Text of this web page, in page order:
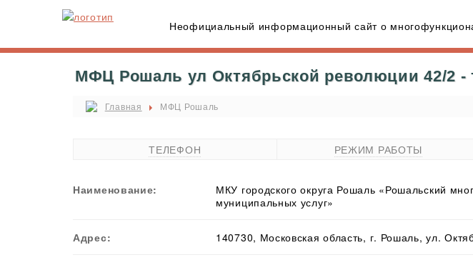
Неофициальный информационный сайт о
МФЦ Рошаль ул Октябрьской революции 42/2 -
Главная МФЦ Рошаль
ТЕЛЕФОН РЕЖИМ РАБОТЫ
Наименование:
МКУ городского округа Рошаль «Рошальский
муниципальных услуг»
Адрес: 140730, Московская область, г. Рошаль, ул.